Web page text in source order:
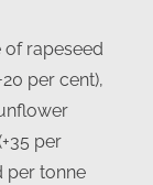
rapeseed
per cent),
per
per tonne